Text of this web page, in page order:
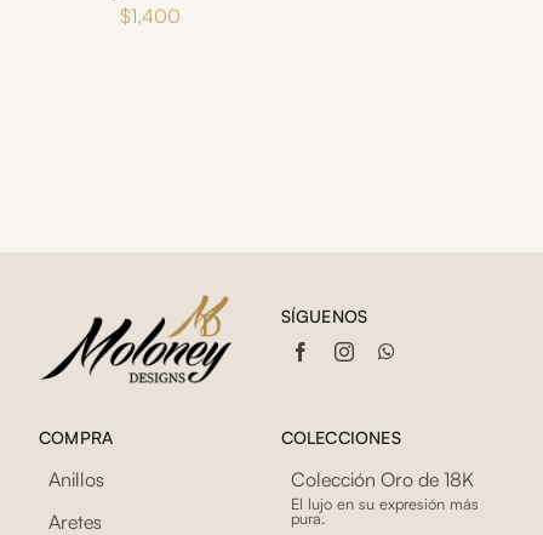
$1,400
COMPRA
Anillos
Aretes
COLECCIONES
Colección Oro de 18K
El lujo en su expresión más
pura.
SÍGUENOS